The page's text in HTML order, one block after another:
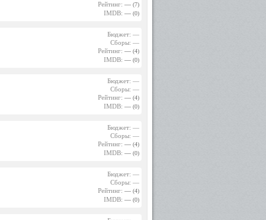
Рейтинг: — (7)
IMDB: — (0)
Бюджет: —
Сборы: —
Рейтинг: — (4)
IMDB: — (0)
Бюджет: —
Сборы: —
Рейтинг: — (4)
IMDB: — (0)
Бюджет: —
Сборы: —
Рейтинг: — (4)
IMDB: — (0)
Бюджет: —
Сборы: —
Рейтинг: — (4)
IMDB: — (0)